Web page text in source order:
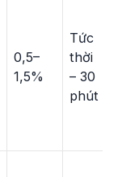
0,5–
1,5%
Tức
thời
– 30
phút